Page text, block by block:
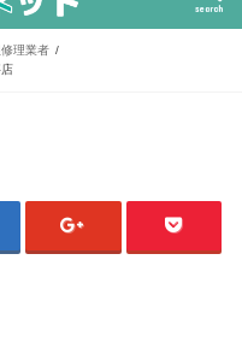
search
理業者